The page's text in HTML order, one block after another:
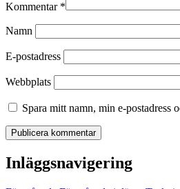
Kommentar *
Namn
E-postadress
Webbplats
Spara mitt namn, min e-postadress
Inläggsnavigering